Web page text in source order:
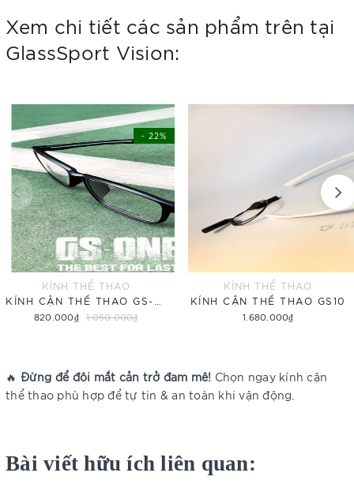
Xem chi tiết các sản phẩm trên tại
GlassSport Vision:
- 22%
KÍNH THỂ THAO
820.000₫ 1.050.000₫
KÍNH THỂ THAO
KÍNH CẬN THỂ THAO GS10
1.680.000₫
🔥 Đừng để đôi mắt cản trở đam mê! Chọn ngay kính cận
thể thao phù hợp để tự tin & an toàn khi vận động.
Bài viết hữu ích liên quan: